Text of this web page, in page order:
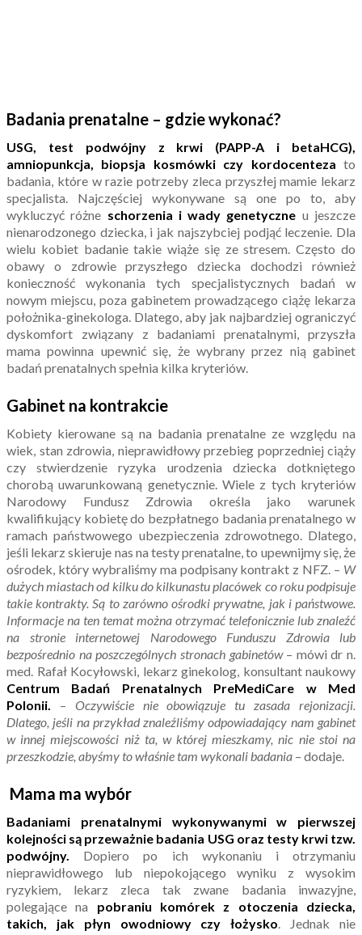
Badania prenatalne – gdzie wykonać?
USG, test podwójny z krwi (PAPP-A i betaHCG),
amniopunkcja, biopsja kosmówki czy kordocenteza to
badania, które w razie potrzeby zleca przyszłej mamie lekarz
specjalista. Najczęściej wykonywane są one po to, aby
wykluczyć różne schorzenia i wady genetyczne u jeszcze
nienarodzonego dziecka, i jak najszybciej podjąć leczenie. Dla
wielu kobiet badanie takie wiąże się ze stresem. Często do
obawy o zdrowie przyszłego dziecka dochodzi również
konieczność wykonania tych specjalistycznych badań w
nowym miejscu, poza gabinetem prowadzącego ciążę lekarza
położnika-ginekologa. Dlatego, aby jak najbardziej ograniczyć
dyskomfort związany z badaniami prenatalnymi, przyszła
mama powinna upewnić się, że wybrany przez nią gabinet
badań prenatalnych spełnia kilka kryteriów.
Gabinet na kontrakcie
Kobiety kierowane są na badania prenatalne ze względu na
wiek, stan zdrowia, nieprawidłowy przebieg poprzedniej ciąży
czy stwierdzenie ryzyka urodzenia dziecka dotkniętego
chorobą uwarunkowaną genetycznie. Wiele z tych kryteriów
Narodowy Fundusz Zdrowia określa jako warunek
kwalifikujący kobietę do bezpłatnego badania prenatalnego w
ramach państwowego ubezpieczenia zdrowotnego. Dlatego,
jeśli lekarz skieruje nas na testy prenatalne, to upewnijmy się, że
ośrodek, który wybraliśmy ma podpisany kontrakt z NFZ. – W
dużych miastach od kilku do kilkunastu placówek co roku podpisuje
takie kontrakty. Są to zarówno ośrodki prywatne, jak i państwowe.
Informacje na ten temat można otrzymać telefonicznie lub znaleźć
na stronie internetowej Narodowego Funduszu Zdrowia lub
bezpośrednio na poszczególnych stronach gabinetów – mówi dr n.
med. Rafał Kocyłowski, lekarz ginekolog, konsultant naukowy
Centrum Badań Prenatalnych PreMediCare w Med
Polonii. – Oczywiście nie obowiązuje tu zasada rejonizacji.
Dlatego, jeśli na przykład znaleźliśmy odpowiadający nam gabinet
w innej miejscowości niż ta, w której mieszkamy, nic nie stoi na
przeszkodzie, abyśmy to właśnie tam wykonali badania – dodaje.
Mama ma wybór
Badaniami prenatalnymi wykonywanymi w pierwszej
kolejności są przeważnie badania USG oraz testy krwi tzw.
podwójny. Dopiero po ich wykonaniu i otrzymaniu
nieprawidłowego lub niepokojącego wyniku z wysokim
ryzykiem, lekarz zleca tak zwane badania inwazyjne,
polegające na pobraniu komórek z otoczenia dziecka,
takich, jak płyn owodniowy czy łożysko. Jednak nie